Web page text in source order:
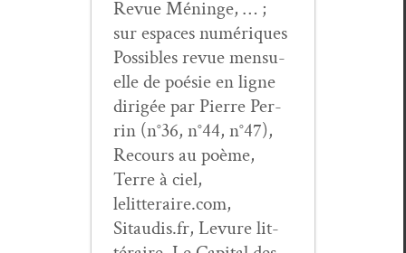
Revue Méninge, … ;
sur espaces numériques
Pos­si­bles revue men­su­
elle de poésie en ligne
dirigée par Pierre Per­
rin (n°36, n°44, n°47),
Recours au poème,
Terre à ciel,
lelitteraire.com,
Sitaudis.fr, Lev­ure lit­